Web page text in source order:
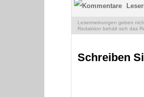
Lesermeinungen geben
Redaktion behält sich das
Schreiben